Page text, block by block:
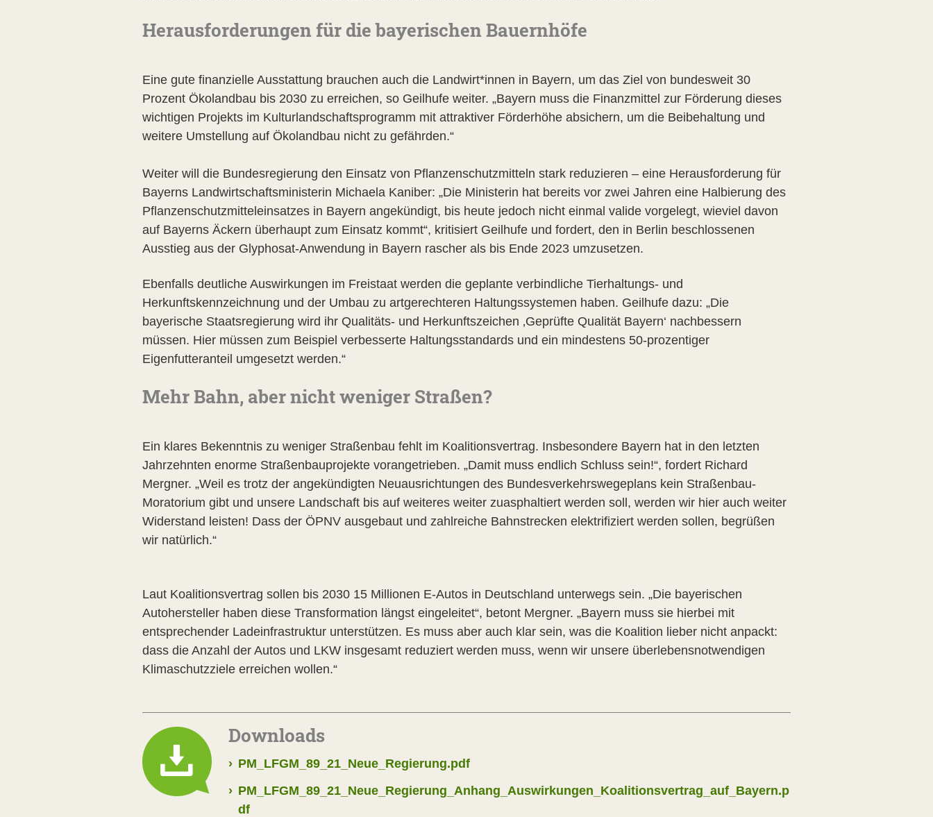
Herausforderungen für die bayerischen Bauernhöfe
Eine gute finanzielle Ausstattung brauchen auch die Landwirt*innen in Bayern, um das Ziel von bundesweit 30
Prozent Ökolandbau bis 2030 zu erreichen, so Geilhufe weiter. „Bayern muss die Finanzmittel zur Förderung dieses
wichtigen Projekts im Kulturlandschaftsprogramm mit attraktiver Förderhöhe absichern, um die Beibehaltung und
weitere Umstellung auf Ökolandbau nicht zu gefährden.“
Weiter will die Bundesregierung den Einsatz von Pflanzenschutzmitteln stark reduzieren – eine Herausforderung für
Bayerns Landwirtschaftsministerin Michaela Kaniber: „Die Ministerin hat bereits vor zwei Jahren eine Halbierung des
Pflanzenschutzmitteleinsatzes in Bayern angekündigt, bis heute jedoch nicht einmal valide vorgelegt, wieviel davon
auf Bayerns Äckern überhaupt zum Einsatz kommt“, kritisiert Geilhufe und fordert, den in Berlin beschlossenen
Ausstieg aus der Glyphosat-Anwendung in Bayern rascher als bis Ende 2023 umzusetzen.
Ebenfalls deutliche Auswirkungen im Freistaat werden die geplante verbindliche Tierhaltungs- und
Herkunftskennzeichnung und der Umbau zu artgerechteren Haltungssystemen haben. Geilhufe dazu: „Die
bayerische Staatsregierung wird ihr Qualitäts- und Herkunftszeichen ‚Geprüfte Qualität Bayern‘ nachbessern
müssen. Hier müssen zum Beispiel verbesserte Haltungsstandards und ein mindestens 50-prozentiger
Eigenfutteranteil umgesetzt werden.“
Mehr Bahn, aber nicht weniger Straßen?
Ein klares Bekenntnis zu weniger Straßenbau fehlt im Koalitionsvertrag. Insbesondere Bayern hat in den letzten
Jahrzehnten enorme Straßenbauprojekte vorangetrieben. „Damit muss endlich Schluss sein!“, fordert Richard
Mergner. „Weil es trotz der angekündigten Neuausrichtungen des Bundesverkehrswegeplans kein Straßenbau-
Moratorium gibt und unsere Landschaft bis auf weiteres weiter zuasphaltiert werden soll, werden wir hier auch weiter
Widerstand leisten! Dass der ÖPNV ausgebaut und zahlreiche Bahnstrecken elektrifiziert werden sollen, begrüßen
wir natürlich.“
Laut Koalitionsvertrag sollen bis 2030 15 Millionen E-Autos in Deutschland unterwegs sein. „Die bayerischen
Autohersteller haben diese Transformation längst eingeleitet“, betont Mergner. „Bayern muss sie hierbei mit
entsprechender Ladeinfrastruktur unterstützen. Es muss aber auch klar sein, was die Koalition lieber nicht anpackt:
dass die Anzahl der Autos und LKW insgesamt reduziert werden muss, wenn wir unsere überlebensnotwendigen
Klimaschutzziele erreichen wollen.“
Downloads
› PM_LFGM_89_21_Neue_Regierung.pdf
› PM_LFGM_89_21_Neue_Regierung_Anhang_Auswirkungen_Koalitionsvertrag_auf_Bayern.p
df